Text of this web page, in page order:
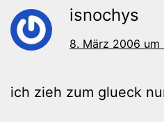
isnochys
8. März 2006 um
ich zieh zum glueck